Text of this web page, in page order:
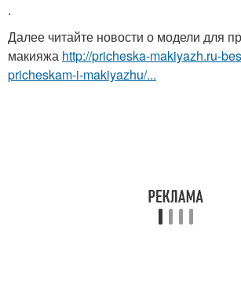
.
Далее читайте новости о модели для
макияжа http://pricheska-makiyazh.ru-
pricheskam-i-makiyazhu/...